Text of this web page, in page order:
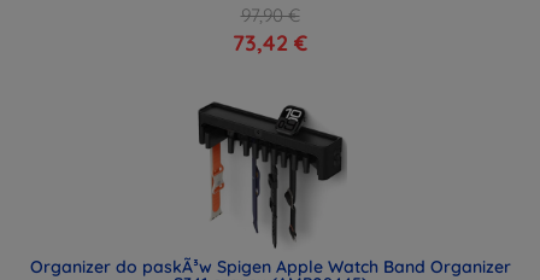
97,90 €
73,42 €
Organizer do paskÃ³w Spigen Apple Watch Band Organizer